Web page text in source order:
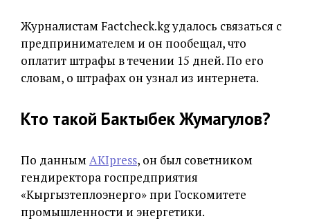
Журналистам Factcheck.kg удалось связаться с
предпринимателем и он пообещал, что
оплатит штрафы в течении 15 дней. По его
словам, о штрафах он узнал из интернета.
Кто такой Бактыбек Жумагулов?
По даннымAKIpress, он был советником
гендиректора госпредприятия
«Кыргызтеплоэнерго» при Госкомитете
промышленности и энергетики.